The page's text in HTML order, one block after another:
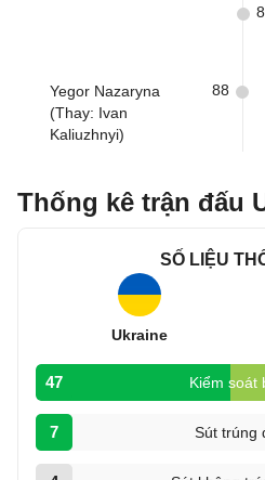
Yegor Nazaryna
(Thay: Ivan
Kaliuzhnyi)
88
Thống kê trận đấu
SỐ LIỆU
Ukraine
47 Kiểm soát
7 Sút trúng